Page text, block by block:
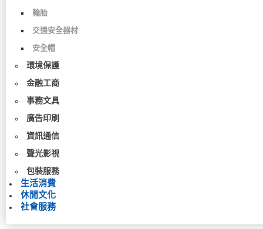
輪胎
交通安全器材
安全帽
環境保護
金融工商
事務文具
廣告印刷
資訊通信
聲光影視
包裝服務
生活消費
休閒文化
社會服務